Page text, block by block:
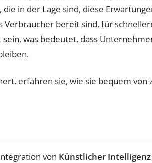
in der Lage sind, diese
bereit sind, für
sein, was bedeutet, dass
von Künstlicher Intelligenz